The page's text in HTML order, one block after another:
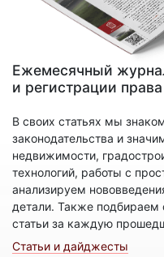
Ежемесячный
и регистрации права
В своих статьях мы
законодательства и
недвижимости,
технологий, работы с
анализируем
детали. Также подбираем
статьи за каждую
Статьи и дайджесты